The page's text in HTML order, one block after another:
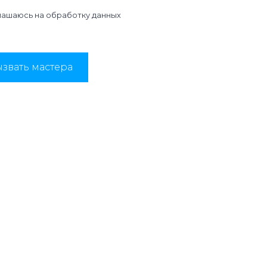
на обработку данных
мастера